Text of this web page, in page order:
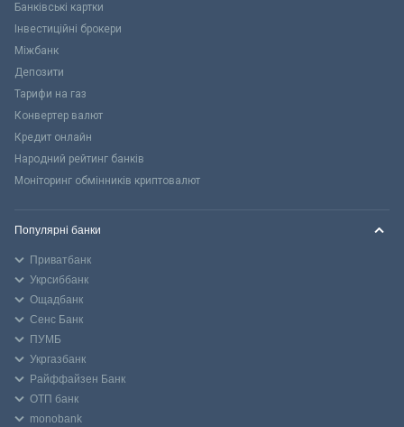
Банківські картки
Інвестиційні брокери
Міжбанк
Депозити
Тарифи на газ
Конвертер валют
Кредит онлайн
Народний рейтинг банків
Моніторинг обмінників криптовалют
Популярні банки
Приватбанк
Укрсиббанк
Ощадбанк
Сенс Банк
ПУМБ
Укргазбанк
Райффайзен Банк
ОТП банк
monobank